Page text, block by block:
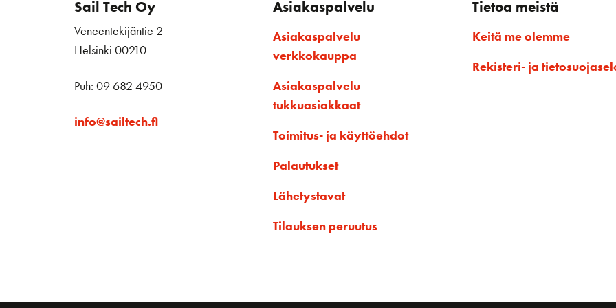
Sail Tech Oy
Veneentekijäntie 2
Helsinki 00210
Puh: 09 682 4950
info@sailtech.fi
Asiakaspalvelu
Asiakaspalvelu
verkkokauppa
Asiakaspalvelu
tukkuasiakkaat
Toimitus- ja käyttöehdot
Palautukset
Lähetystavat
Tilauksen peruutus
Tietoa meistä
Keitä me olemme
Rekisteri- ja